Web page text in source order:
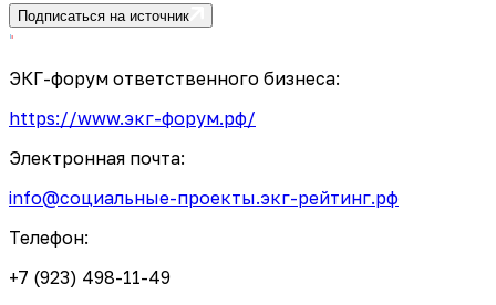
Подписаться на источник
ЭКГ-форум ответственного бизнеса:
https://www.экг-форум.рф/
Электронная почта:
info@социальные-проекты.экг-рейтинг.рф
Телефон:
+7 (923) 498-11-49